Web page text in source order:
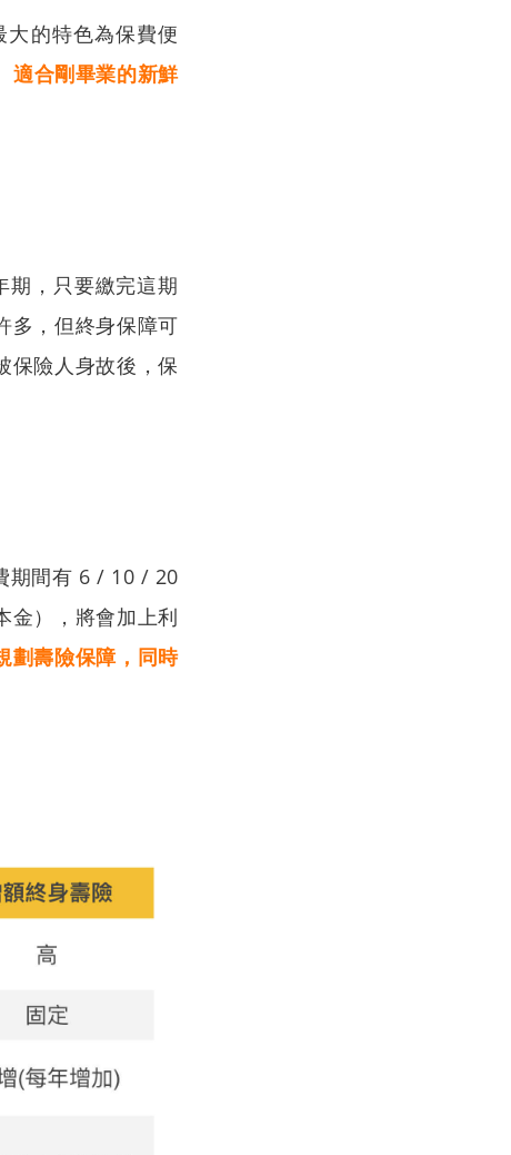
的特色為保費便
適合剛畢業的新鮮
，只要繳完這期
多，但終身保障可
保險人身故後，保
期間有 6 / 10 / 20
金），將會加上利
劃壽險保障，同時